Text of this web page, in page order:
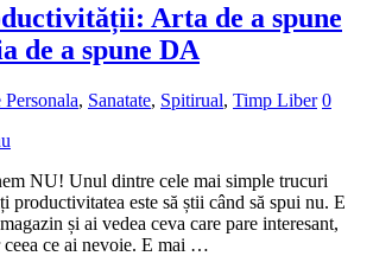
Arta de a spune
de a spune DA
, Sanatate, Spitirual, Timp Liber 0
NU! Unul dintre cele mai simple trucuri
productivitatea este să știi când să spui nu. E
și ai vedea ceva care pare interesant,
ceea ce ai nevoie. E mai …